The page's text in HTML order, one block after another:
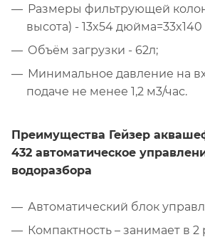
Размеры фильтрующей
высота) - 13x54 дюйма=33x140
Объём загрузки - 62л;
Минимальное давление на
подаче не менее 1,2 м3/час.
Преимущества Гейзер
432 автоматическое
водоразбора
Автоматический блок
Компактность – занимает в